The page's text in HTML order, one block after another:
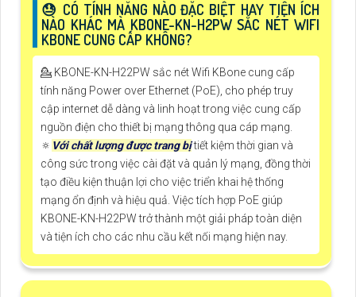
😓 CÓ TÍNH NĂNG NÀO ĐẶC BIỆT HAY TIỆN ÍCH
NÀO KHÁC MÀ KBONE-KN-H2PW SẮC NÉT WIFI
KBONE CUNG CẤP KHÔNG?
💁 KBONE-KN-H22PW sắc nét Wifi KBone cung cấp
tính năng Power over Ethernet (PoE), cho phép truy
cập internet dễ dàng và linh hoạt trong việc cung cấp
nguồn điện cho thiết bị mạng thông qua cáp mạng.
🔅 Với chất lượng được trang bịtiết kiệm thời gian và
công sức trong việc cài đặt và quản lý mạng, đồng thời
tạo điều kiện thuận lợi cho việc triển khai hệ thống
mạng ổn định và hiệu quả. Việc tích hợp PoE giúp
KBONE-KN-H22PW trở thành một giải pháp toàn diện
và tiện ích cho các nhu cầu kết nối mạng hiện nay.